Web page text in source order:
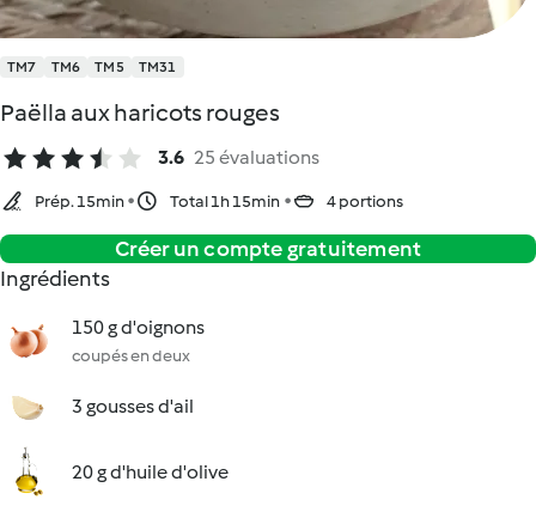
TM7 TM6 TM5 TM31
Paëlla aux haricots rouges
3.6 25 évaluations
Prép. 15min Total 1h 15min 4 portions
Créer un compte gratuitement
Ingrédients
150 g d'oignons
coupés en deux
3 gousses d'ail
20 g d'huile d'olive